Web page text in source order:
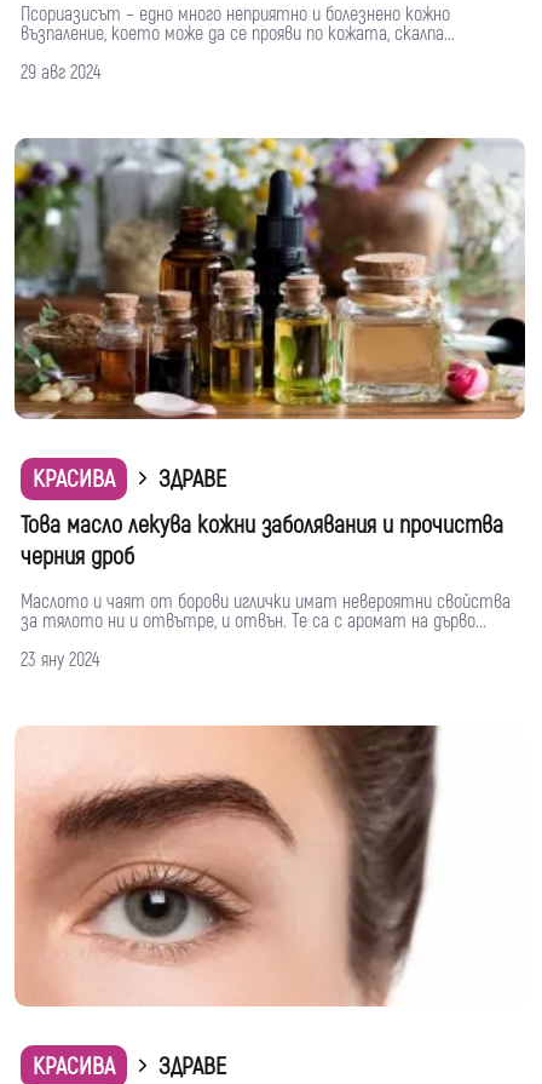
Псориазисът – едно много неприятно и болезнено кожно
възпаление, което може да се прояви по кожата, скалпа...
29 авг 2024
КРАСИВА
ЗДРАВЕ
Това масло лекува кожни заболявания и прочиства
черния дроб
Маслото и чаят от борови иглички имат невероятни свойства
за тялото ни и отвътре, и отвън. Те са с аромат на дърво...
23 яну 2024
КРАСИВА
ЗДРАВЕ